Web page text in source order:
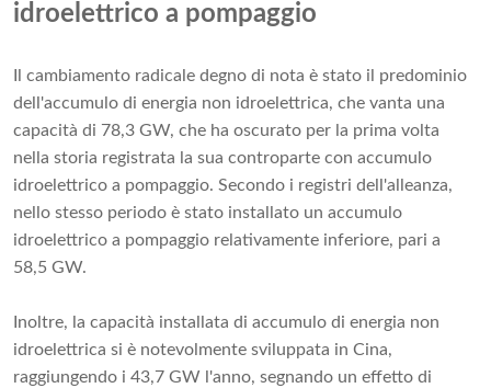
idroelettrico a pompaggio
Il cambiamento radicale degno di nota è stato il predominio
dell'accumulo di energia non idroelettrica, che vanta una
capacità di 78,3 GW, che ha oscurato per la prima volta
nella storia registrata la sua controparte con accumulo
idroelettrico a pompaggio. Secondo i registri dell'alleanza,
nello stesso periodo è stato installato un accumulo
idroelettrico a pompaggio relativamente inferiore, pari a
58,5 GW.
Inoltre, la capacità installata di accumulo di energia non
idroelettrica si è notevolmente sviluppata in Cina,
raggiungendo i 43,7 GW l'anno, segnando un effetto di